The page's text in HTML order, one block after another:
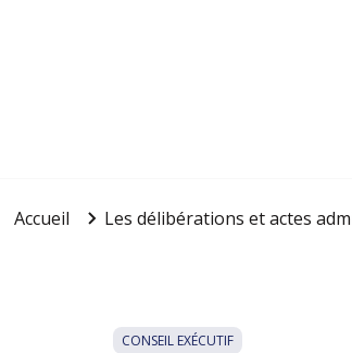
Accueil Les délibérations et actes
CONSEIL EXÉCUTIF